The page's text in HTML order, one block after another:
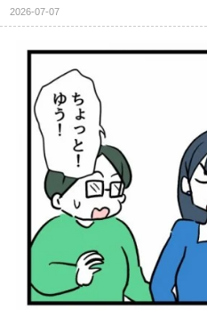
2026-07-07